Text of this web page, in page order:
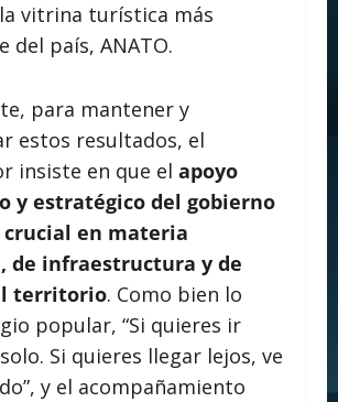
vitrina turística más
del país, ANATO.
para mantener y
estos resultados, el
insiste en que el apoyo
y estratégico del gobierno
en materia
de infraestructura y de
territorio. Como bien lo
popular, “Si quieres ir
Si quieres llegar lejos, ve
y el acompañamiento